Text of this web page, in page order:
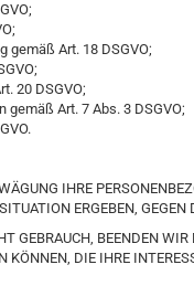
gemäß Art. 18 DSGVO;
20 DSGVO;
Art. 7 Abs. 3 DSGVO;
IHRE
ERGEBEN,
GEBRAUCH, BEENDEN
KÖNNEN, DIE IHRE